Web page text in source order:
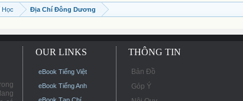
Học Địa Chí Đông Dương
OUR LINKS
eBook Tiếng Việt
eBook Tiếng Anh
THÔNG TIN
Bản Đồ
Góp Ý